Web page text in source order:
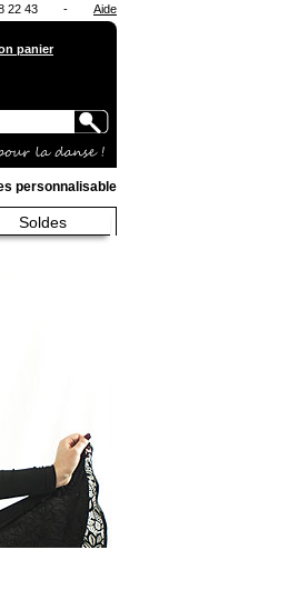
22 43 - Aide
panier
Soldes
personnalisable